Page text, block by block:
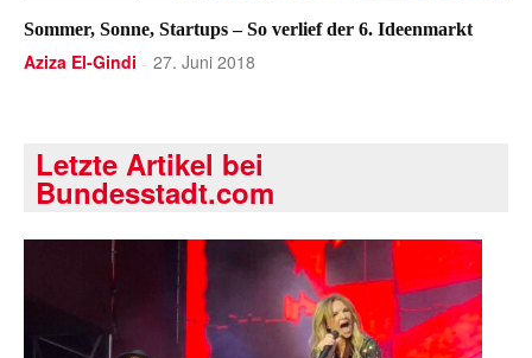
Sommer, Sonne, Startups – So verlief der 6. Ideenmarkt
Aziza El-Gindi - 27. Juni 2018
Letzte Artikel bei
Bundesstadt.com